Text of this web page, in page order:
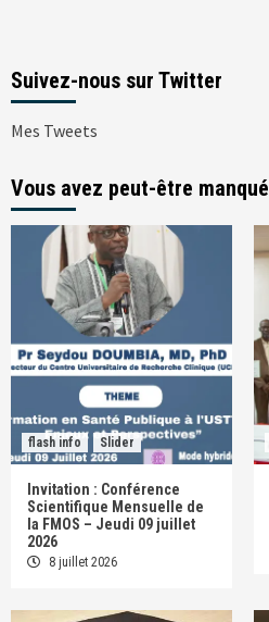
Suivez-nous sur Twitter
Mes Tweets
Vous avez peut-être manqué
flash info Slider
Invitation : Conférence
Scientifique Mensuelle de
la FMOS – Jeudi 09 juillet
2026
8 juillet 2026